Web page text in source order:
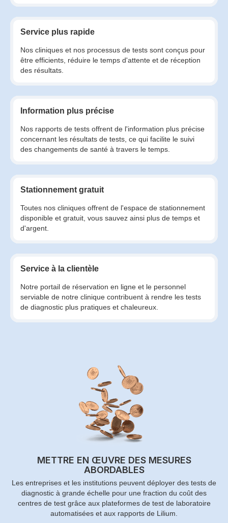
Service plus rapide
Nos cliniques et nos processus de tests sont conçus pour
être efficients, réduire le temps d'attente et de réception
des résultats.
Information plus précise
Nos rapports de tests offrent de l'information plus précise
concernant les résultats de tests, ce qui facilite le suivi
des changements de santé à travers le temps.
Stationnement gratuit
Toutes nos cliniques offrent de l'espace de stationnement
disponible et gratuit, vous sauvez ainsi plus de temps et
d'argent.
Service à la clientèle
Notre portail de réservation en ligne et le personnel
serviable de notre clinique contribuent à rendre les tests
de diagnostic plus pratiques et chaleureux.
METTRE EN ŒUVRE DES MESURES
ABORDABLES
Les entreprises et les institutions peuvent déployer des tests de
diagnostic à grande échelle pour une fraction du coût des
centres de test grâce aux plateformes de test de laboratoire
automatisées et aux rapports de Lilium.